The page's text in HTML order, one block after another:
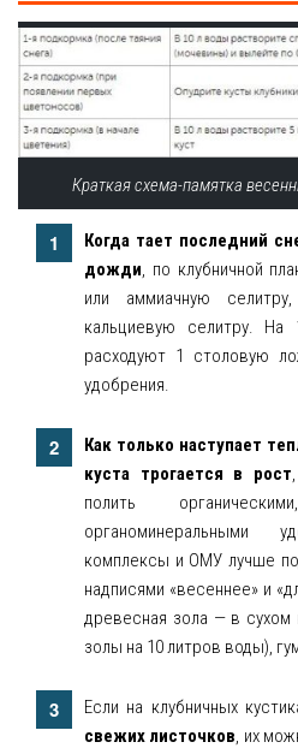
Краткая схема-памятка
Когда тает последний
дожди, по клубничной
или аммиачную
кальциевую селитру. На
расходуют 1 столовую
удобрения.
Как только наступает
куста трогается в рост
полить
органоминеральными
комплексы и ОМУ лучше
надписями «весеннее» и
древесная зола — в сухом
золы на 10 литров воды),
Если на клубничных
свежих листочков, их